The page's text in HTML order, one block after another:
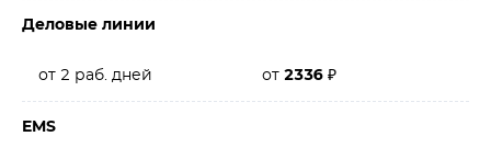
Деловые линии
от 2 раб. дней от 2336 ₽
EMS